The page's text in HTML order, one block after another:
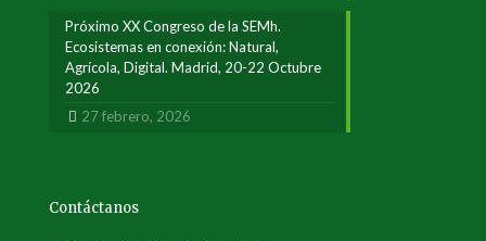
Próximo XX Congreso de la SEMh.
Ecosistemas en conexión: Natural,
Agrícola, Digital. Madrid, 20-22 Octubre
2026
27 febrero, 2026
Contáctanos